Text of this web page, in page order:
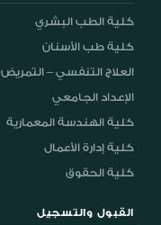
كلية الطب البشري
كلية طب الأسنان
العلاج التنفسي – التمريض
الإعداد الجامعي
كلية الهندسة المعمارية
كلية إدارة الأعمال
كلية الحقوق
القبول والتسجيل